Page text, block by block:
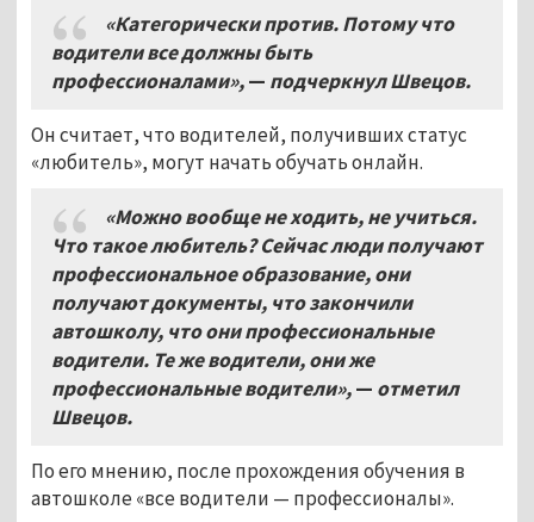
«Категорически против. Потому что
водители все должны быть
профессионалами»,— подчеркнул Швецов.
Он считает, что водителей, получивших статус
«любитель», могут начать обучать онлайн.
«Можно вообще не ходить, не учиться.
Что такое любитель? Сейчас люди получают
профессиональное образование, они
получают документы, что закончили
автошколу, что они профессиональные
водители. Те же водители, они же
профессиональные водители»,— отметил
Швецов.
По его мнению, после прохождения обучения в
автошколе «все водители — профессионалы».